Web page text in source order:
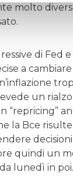
molto
di Fed
a
un rialzo
“repricing”
la Bce
quindi un
lunedì in poi.